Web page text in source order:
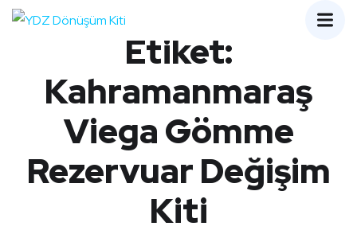
Etiket:
Kahramanmaraş
Viega Gömme
Rezervuar Değişim
Kiti